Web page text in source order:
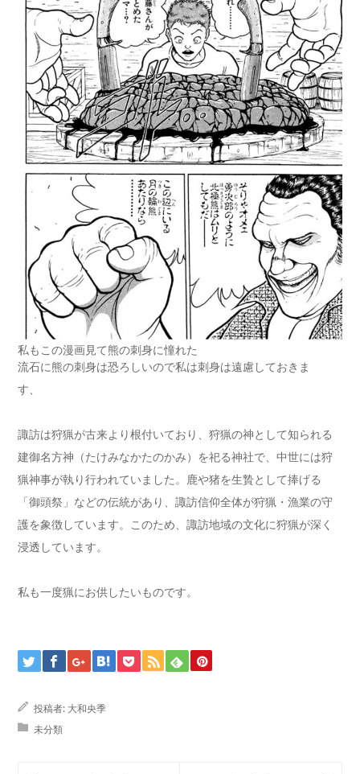
私もこの漫画見て熊の刺身に憧れた
流石に熊の刺身は恐ろしいので私は刺身は遠慮しておきま
す、
諏訪は狩猟が古来より根付いており、狩猟の神として知られる
建御名方神（たけみなかたのかみ）を祀る神社で、中世には狩
猟神事が執り行われていました。鹿や猪を生贄として捧げる
「御頭祭」などの伝統があり、諏訪信仰全体が狩猟・漁業の守
護を象徴しています。このため、諏訪地域の文化に狩猟が深く
浸透しています。
私も一度猟にお供したいものです。
投稿者: 大和央季
未分類